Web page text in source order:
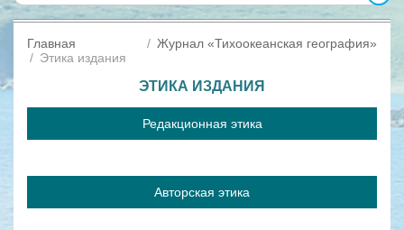
Главная
Журнал «Тихоокеанская география»
Этика издания
ЭТИКА ИЗДАНИЯ
Редакционная этика
Авторская этика